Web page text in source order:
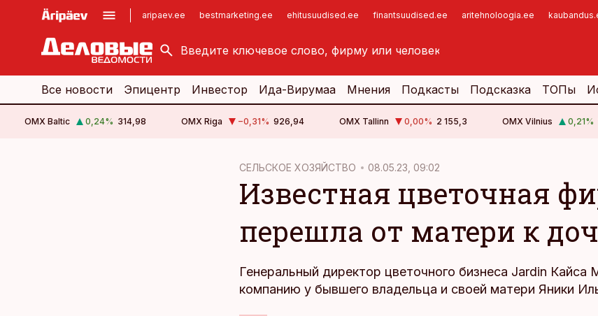
aripaev.ee bestmarketing.ee ehitusuudised.ee finantsuudised.ee aritehnoloogia.ee
kinnisvarauudised.ee
logistikauudised.ee
imelineajalugu.ee
Все новости Эпицентр Инвестор Ида-Вирумаа Мнения Подкасты Подсказка ТОПы
OMX Baltic 0,24% 314,98 OMX Riga −0,31% 926,94 OMX Tallinn 0,00% 2 155,3 OMX Vilnius 0,21%
СЕЛЬСКОЕ ХОЗЯЙСТВО 08.05.23, 09:02
Известная цветочная
перешла от матери к
Генеральный директор цветочного бизнеса Jardin Кайса
компанию у бывшего владельца и своей матери Яники